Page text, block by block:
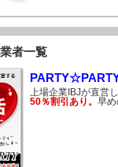
者一覧
上場企業IBJが直営
50％割引あり。 早め